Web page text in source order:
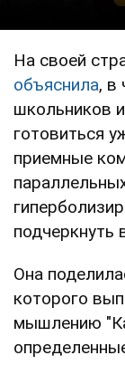
На своей
объяснила, в
школьников
готовиться
приемные
подчеркнуть
Она
которого
мышлению